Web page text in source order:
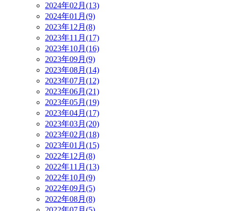
2024年02月(13)
2024年01月(9)
2023年12月(8)
2023年11月(17)
2023年10月(16)
2023年09月(9)
2023年08月(14)
2023年07月(12)
2023年06月(21)
2023年05月(19)
2023年04月(17)
2023年03月(20)
2023年02月(18)
2023年01月(15)
2022年12月(8)
2022年11月(13)
2022年10月(9)
2022年09月(5)
2022年08月(8)